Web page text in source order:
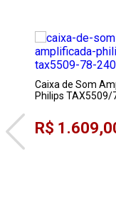
Caixa de Som
Philips TAX5509/
R$